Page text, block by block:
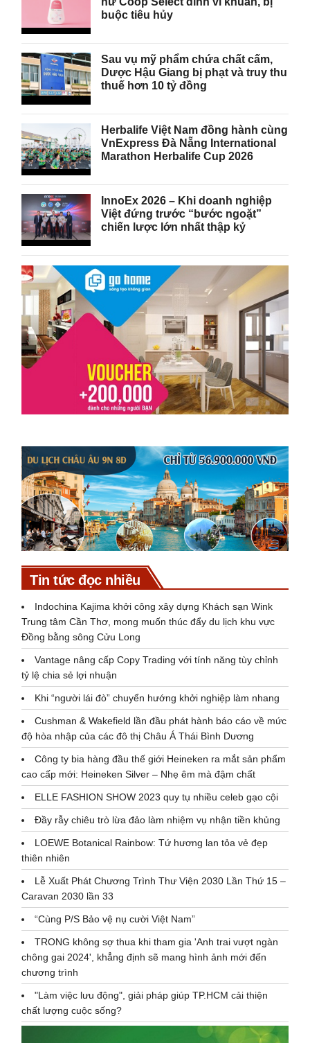
buộc tiêu hủy
Sau vụ mỹ phẩm chứa chất cấm,
Dược Hậu Giang bị phạt và truy thu
thuế hơn 10 tỷ đồng
Herbalife Việt Nam đồng hành cùng
VnExpress Đà Nẵng International
Marathon Herbalife Cup 2026
InnoEx 2026 – Khi doanh nghiệp
Việt đứng trước “bước ngoặt”
chiến lược lớn nhất thập kỷ
Tin tức đọc nhiều
Indochina Kajima khởi công xây dựng Khách sạn Wink
Trung tâm Cần Thơ, mong muốn thúc đẩy du lịch khu vực
Đồng bằng sông Cửu Long
Vantage nâng cấp Copy Trading với tính năng tùy chỉnh
tỷ lệ chia sẻ lợi nhuận
Khi “người lái đò” chuyển hướng khởi nghiệp làm nhang
Cushman & Wakefield lần đầu phát hành báo cáo về mức
độ hòa nhập của các đô thị Châu Á Thái Bình Dương
Công ty bia hàng đầu thế giới Heineken ra mắt sản phẩm
cao cấp mới: Heineken Silver – Nhẹ êm mà đậm chất
ELLE FASHION SHOW 2023 quy tụ nhiều celeb gạo cội
Đầy rẫy chiêu trò lừa đảo làm nhiệm vụ nhận tiền khủng
LOEWE Botanical Rainbow: Tứ hương lan tỏa vẻ đẹp
thiên nhiên
Lễ Xuất Phát Chương Trình Thư Viện 2030 Lần Thứ 15 –
Caravan 2030 lần 33
“Cùng P/S Bảo vệ nụ cười Việt Nam”
TRONG không sợ thua khi tham gia 'Anh trai vượt ngàn
chông gai 2024', khẳng định sẽ mang hình ảnh mới đến
chương trình
"Làm việc lưu động", giải pháp giúp TP.HCM cải thiện
chất lượng cuộc sống?